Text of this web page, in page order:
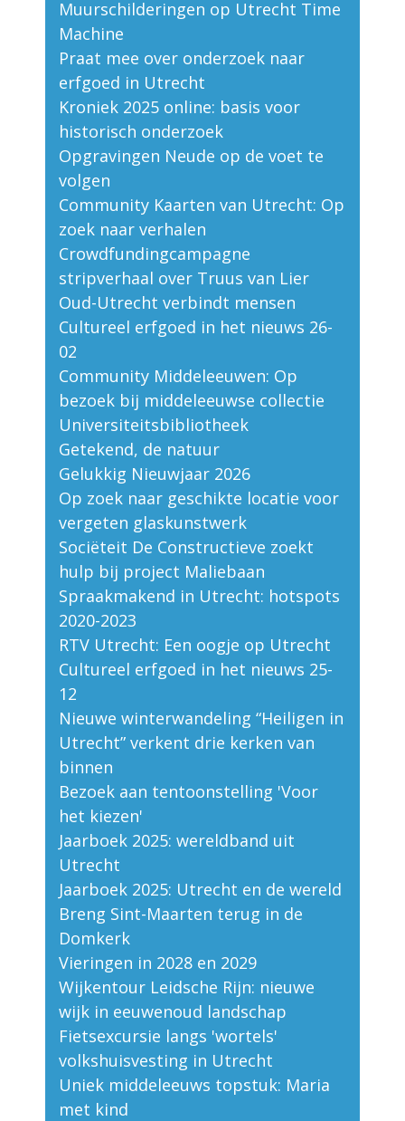
Muurschilderingen op Utrecht Time
Machine
Praat mee over onderzoek naar
erfgoed in Utrecht
Kroniek 2025 online: basis voor
historisch onderzoek
Opgravingen Neude op de voet te
volgen
Community Kaarten van Utrecht: Op
zoek naar verhalen
Crowdfundingcampagne
stripverhaal over Truus van Lier
Oud-Utrecht verbindt mensen
Cultureel erfgoed in het nieuws 26-
02
Community Middeleeuwen: Op
bezoek bij middeleeuwse collectie
Universiteitsbibliotheek
Getekend, de natuur
Gelukkig Nieuwjaar 2026
Op zoek naar geschikte locatie voor
vergeten glaskunstwerk
Sociëteit De Constructieve zoekt
hulp bij project Maliebaan
Spraakmakend in Utrecht: hotspots
2020-2023
RTV Utrecht: Een oogje op Utrecht
Cultureel erfgoed in het nieuws 25-
12
Nieuwe winterwandeling “Heiligen in
Utrecht” verkent drie kerken van
binnen
Bezoek aan tentoonstelling 'Voor
het kiezen'
Jaarboek 2025: wereldband uit
Utrecht
Jaarboek 2025: Utrecht en de wereld
Breng Sint-Maarten terug in de
Domkerk
Vieringen in 2028 en 2029
Wijkentour Leidsche Rijn: nieuwe
wijk in eeuwenoud landschap
Fietsexcursie langs 'wortels'
volkshuisvesting in Utrecht
Uniek middeleeuws topstuk: Maria
met kind